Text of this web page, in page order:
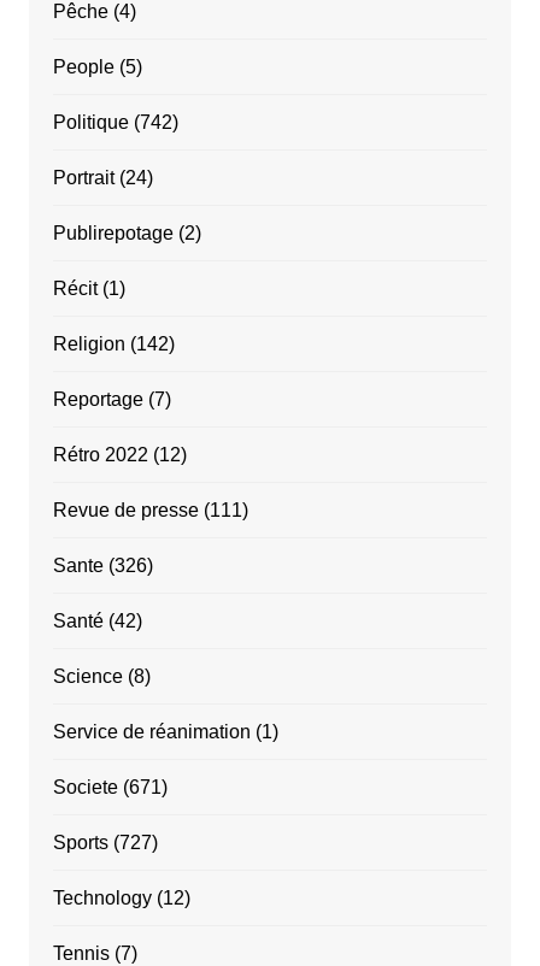
Pêche(4)
People(5)
Politique(742)
Portrait(24)
Publirepotage(2)
Récit(1)
Religion (142)
Reportage(7)
Rétro 2022 (12)
Revue de presse(111)
Sante(326)
Santé(42)
Science(8)
Service de réanimation (1)
Societe(671)
Sports(727)
Technology(12)
Tennis(7)